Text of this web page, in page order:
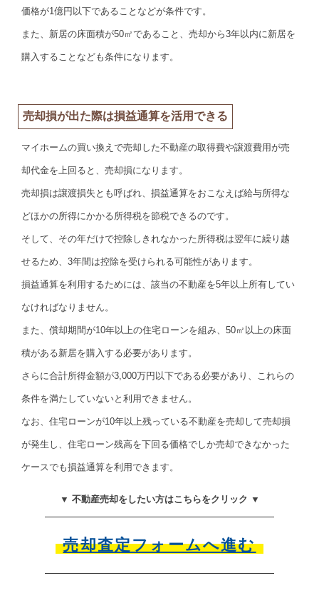
価格が1億円以下であることなどが条件です。
また、新居の床面積が50㎡であること、売却から3年以内に新居を
購入することなども条件になります。
売却損が出た際は損益通算を活用できる
マイホームの買い換えで売却した不動産の取得費や譲渡費用が売
却代金を上回ると、売却損になります。
売却損は譲渡損失とも呼ばれ、損益通算をおこなえば給与所得な
どほかの所得にかかる所得税を節税できるのです。
そして、その年だけで控除しきれなかった所得税は翌年に繰り越
せるため、3年間は控除を受けられる可能性があります。
損益通算を利用するためには、該当の不動産を5年以上所有してい
なければなりません。
また、償却期間が10年以上の住宅ローンを組み、50㎡以上の床面
積がある新居を購入する必要があります。
さらに合計所得金額が3,000万円以下である必要があり、これらの
条件を満たしていないと利用できません。
なお、住宅ローンが10年以上残っている不動産を売却して売却損
が発生し、住宅ローン残高を下回る価格でしか売却できなかった
ケースでも損益通算を利用できます。
▼ 不動産売却をしたい方はこちらをクリック ▼
売却査定フォームへ進む